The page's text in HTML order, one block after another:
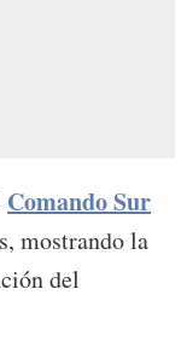
Comando Sur
mostrando la
del